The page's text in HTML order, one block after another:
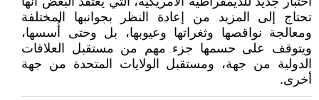
تحتاج إلى المزيد من إعادة النظر بجوانبها المختلفة
ومعالجة نواقصها وثغراتها وعيوبها، بل وحتى أُسسها،
ويتوقف على حسمها جزء مهم من مستقبل العلاقات
الدولية من جهة، ومستقبل الولايات المتحدة من جهة
أخرى.